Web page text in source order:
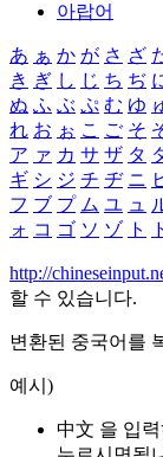
아랍어
あ ぁ か が さ ざ
き ぎ し じ ち ぢ
ぬ ふ ぶ ぷ む ゆ
れ お ぉ こ ご そ
ア ァ カ サ ザ タ
ギ シ ジ チ ヂ ニ
フ ブ プ ム ユ ュ
ォ コ ゴ ソ ゾ ト
http://
할 수 있습니다.
변환된 중국어를
예시)
中文 을 입